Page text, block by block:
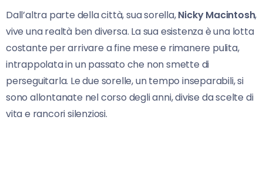
Dall’altra parte della città, sua sorella,Nicky Macintosh,
vive una realtà ben diversa. La sua esistenza è una lotta
costante per arrivare a fine mese e rimanere pulita,
intrappolata in un passato che non smette di
perseguitarla. Le due sorelle, un tempo inseparabili, si
sono allontanate nel corso degli anni, divise da scelte di
vita e rancori silenziosi.